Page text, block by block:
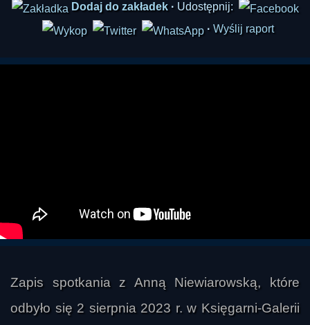
Dodaj do zakładek · Udostępnij:
· Wyślij raport
Zapis spotkania z Anną Niewiarowską, które
odbyło się 2 sierpnia 2023 r. w Księgarni-Galerii